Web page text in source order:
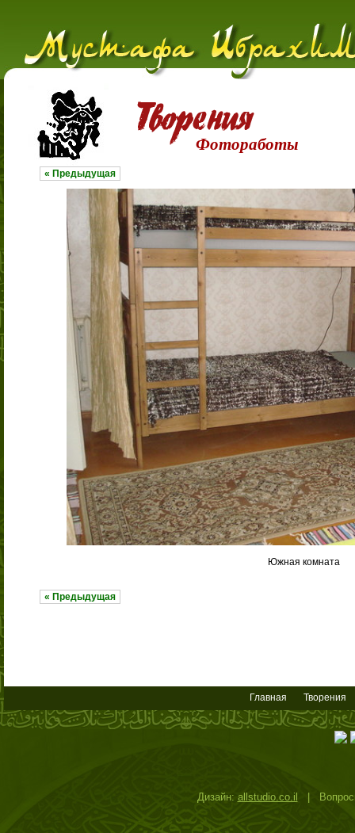
Фотоработы
« Предыдущая
Южная комната
« Предыдущая
Главная Творения
Дизайн: allstudio.co.il |